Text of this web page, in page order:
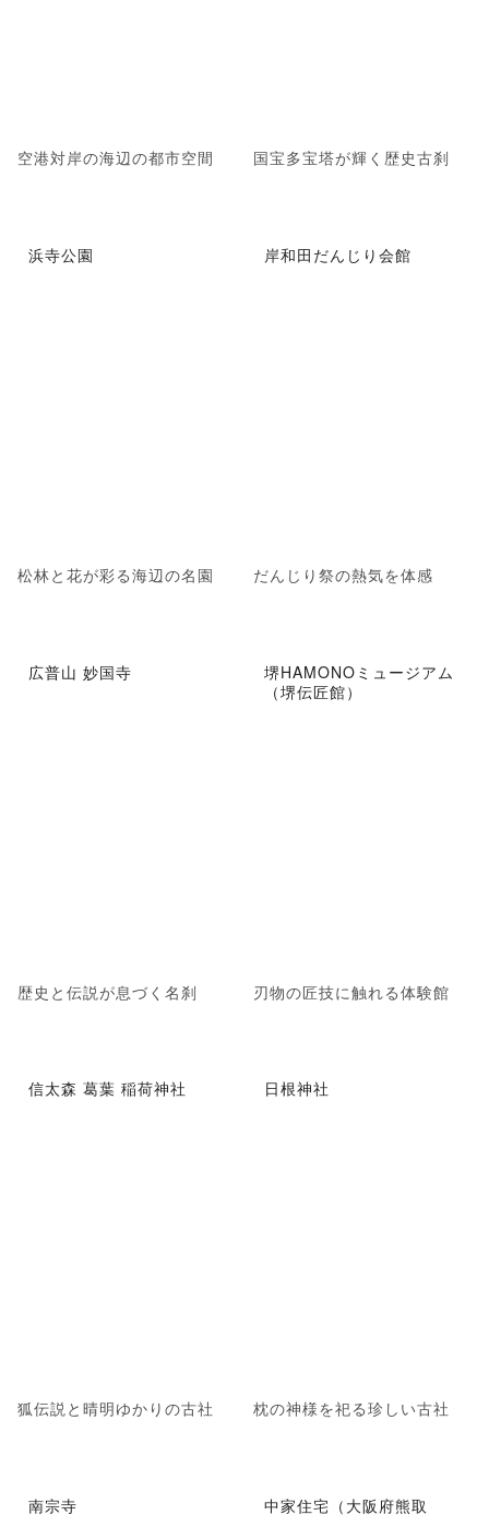
空港対岸の海辺の都市空間 国宝多宝塔が輝く歴史古刹
浜寺公園
松林と花が彩る海辺の名園
岸和田だんじり会館
だんじり祭の熱気を体感
広普山 妙国寺
歴史と伝説が息づく名刹
堺HAMONOミュージアム
（堺伝匠館）
刃物の匠技に触れる体験館
信太森 葛葉 稲荷神社
狐伝説と晴明ゆかりの古社
日根神社
枕の神様を祀る珍しい古社
南宗寺
中家住宅（大阪府熊取